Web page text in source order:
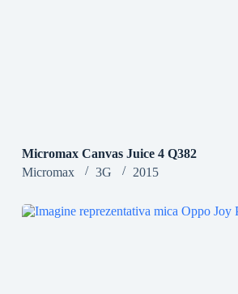
Micromax Canvas Juice 4 Q382
Micromax
3G 2015